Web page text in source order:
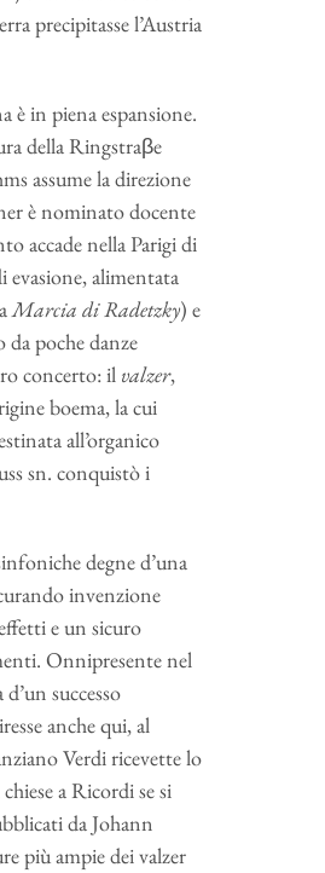
precipitasse l’Austria
in piena espansione.
della Ringstraβe
assume la direzione
è nominato docente
accade nella Parigi di
alimentata
Marcia di Radetzky) e
poche danze
concerto: il valzer,
boema, la cui
all’organico
sn. conquistò i
degne d’una
invenzione
e un sicuro
Onnipresente nel
successo
anche qui, al
Verdi ricevette lo
a Ricordi se si
da Johann
più ampie dei valzer